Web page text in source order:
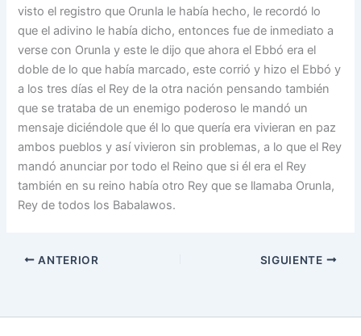
visto el registro que Orunla le había hecho, le recordó lo
que el adivino le había dicho, entonces fue de inmediato a
verse con Orunla y este le dijo que ahora el Ebbó era el
doble de lo que había marcado, este corrió y hizo el Ebbó y
a los tres días el Rey de la otra nación pensando también
que se trataba de un enemigo poderoso le mandó un
mensaje diciéndole que él lo que quería era vivieran en paz
ambos pueblos y así vivieron sin problemas, a lo que el Rey
mandó anunciar por todo el Reino que si él era el Rey
también en su reino había otro Rey que se llamaba Orunla,
Rey de todos los Babalawos.
ANTERIOR SIGUIENTE